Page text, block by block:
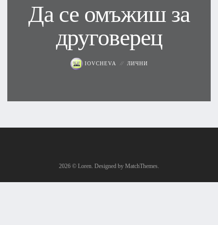
Да се омъжиш за
друговерец
IOVCHEVA ЛИЧНИ
2026 © Loren. Designed by MatchThemes.